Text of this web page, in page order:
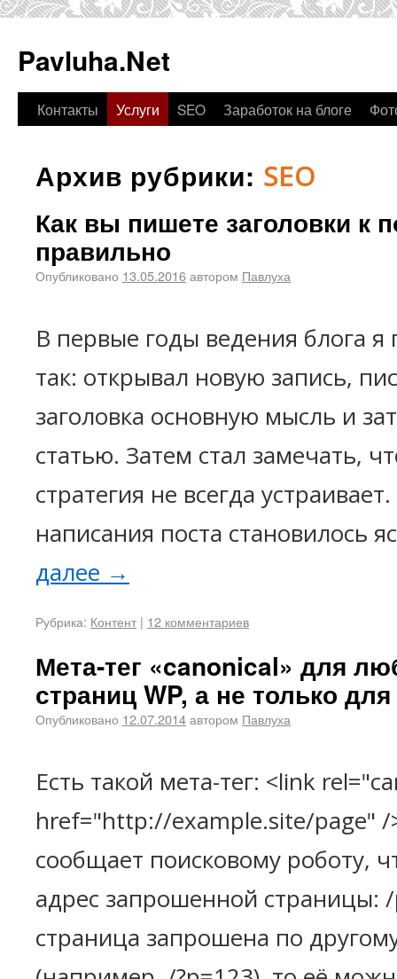
Pavluha.Net
Контакты Услуги SEO Заработок на блоге
Архив рубрики: SEO
Как вы пишете заголовки к
правильно
Опубликовано 13.05.2016автором Павлуха
В первые годы ведения блога я
так: открывал новую запись,
заголовка основную мысль и
статью. Затем стал замечать,
стратегия не всегда
написания поста становилось
далее →
Рубрика: Контент | 12 комментариев
Мета-тег «canonical» для
страниц WP, а не только
Опубликовано 12.07.2014автором Павлуха
Есть такой мета-тег: <link
href="http://example.site/page"
сообщает поисковому роботу,
адрес запрошенной страницы:
страница запрошена по